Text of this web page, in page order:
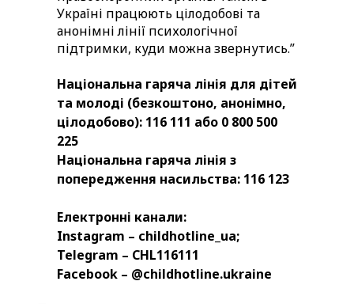
Україні працюють цілодобові та
анонімні лінії психологічної
підтримки, куди можна звернутись.”
Національна гаряча лінія для дітей
та молоді (безкоштоно, анонімно,
цілодобово): 116 111 або 0 800 500
225
Національна гаряча лінія з
попередження насильства: 116 123
Електронні канали:
Instagram – childhotline_ua;
Telegram – CHL116111
Facebook – @childhotline.ukraine